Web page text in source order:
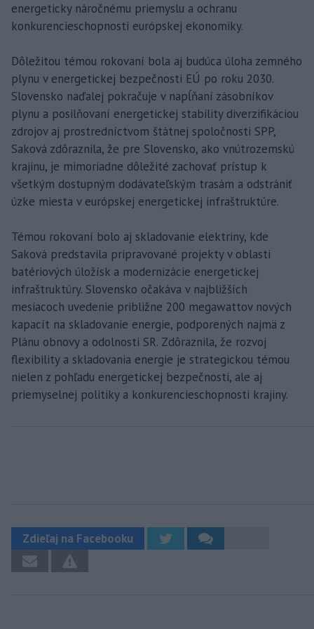
energeticky náročnému priemyslu a ochranu
konkurencieschopnosti európskej ekonomiky.
Dôležitou témou rokovaní bola aj budúca úloha zemného
plynu v energetickej bezpečnosti EÚ po roku 2030.
Slovensko naďalej pokračuje v napĺňaní zásobníkov
plynu a posilňovaní energetickej stability diverzifikáciou
zdrojov aj prostredníctvom štátnej spoločnosti SPP,
Saková zdôraznila, že pre Slovensko, ako vnútrozemskú
krajinu, je mimoriadne dôležité zachovať prístup k
všetkým dostupným dodávateľským trasám a odstrániť
úzke miesta v európskej energetickej infraštruktúre.
Témou rokovaní bolo aj skladovanie elektriny, kde
Saková predstavila pripravované projekty v oblasti
batériových úložísk a modernizácie energetickej
infraštruktúry. Slovensko očakáva v najbližších
mesiacoch uvedenie približne 200 megawattov nových
kapacít na skladovanie energie, podporených najmä z
Plánu obnovy a odolnosti SR. Zdôraznila, že rozvoj
flexibility a skladovania energie je strategickou témou
nielen z pohľadu energetickej bezpečnosti, ale aj
priemyselnej politiky a konkurencieschopnosti krajiny.
Zdieľaj na Facebooku